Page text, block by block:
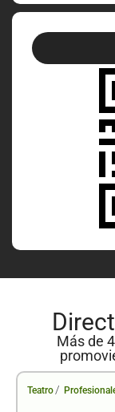
Más de
Teatro /